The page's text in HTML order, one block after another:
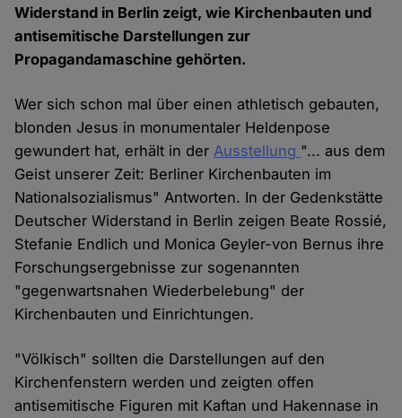
Widerstand in Berlin zeigt, wie Kirchenbauten und
antisemitische Darstellungen zur
Propagandamaschine gehörten.
Wer sich schon mal über einen athletisch gebauten,
blonden Jesus in monumentaler Heldenpose
gewundert hat, erhält in derAusstellung "... aus dem
Geist unserer Zeit: Berliner Kirchenbauten im
Nationalsozialismus" Antworten. In der Gedenkstätte
Deutscher Widerstand in Berlin zeigen Beate Rossié,
Stefanie Endlich und Monica Geyler-von Bernus ihre
Forschungsergebnisse zur sogenannten
"gegenwartsnahen Wiederbelebung" der
Kirchenbauten und Einrichtungen.
"Völkisch" sollten die Darstellungen auf den
Kirchenfenstern werden und zeigten offen
antisemitische Figuren mit Kaftan und Hakennase in